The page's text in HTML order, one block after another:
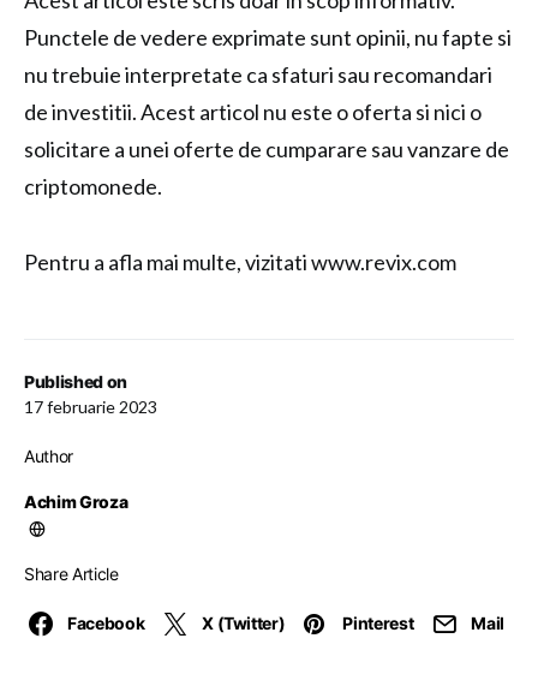
Published on
17 februarie 2023
Author
Achim Groza
Share Article
Facebook X (Twitter) Pinterest Mail
Punctele de vedere exprimate sunt opinii, nu fapte si
nu trebuie interpretate ca sfaturi sau recomandari
de investitii. Acest articol nu este o oferta si nici o
solicitare a unei oferte de cumparare sau vanzare de
criptomonede.
Pentru a afla mai multe, vizitati www.revix.com